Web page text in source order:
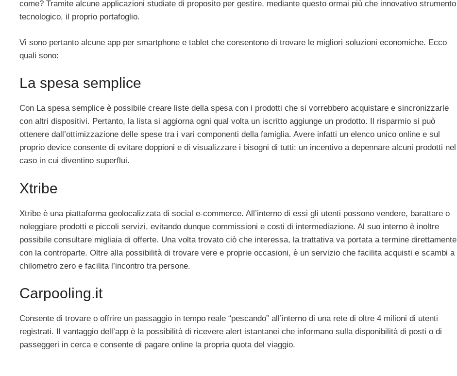
come? Tramite alcune applicazioni studiate di proposito per gestire, mediante questo ormai più che innovativo strumento
tecnologico, il proprio portafoglio.
Vi sono pertanto alcune app per smartphone e tablet che consentono di trovare le migliori soluzioni economiche. Ecco
quali sono:
La spesa semplice
Con La spesa semplice è possibile creare liste della spesa con i prodotti che si vorrebbero acquistare e sincronizzarle
con altri dispositivi. Pertanto, la lista si aggiorna ogni qual volta un iscritto aggiunge un prodotto. Il risparmio si può
ottenere dall’ottimizzazione delle spese tra i vari componenti della famiglia. Avere infatti un elenco unico online e sul
proprio device consente di evitare doppioni e di visualizzare i bisogni di tutti: un incentivo a depennare alcuni prodotti nel
caso in cui diventino superflui.
Xtribe
Xtribe è una piattaforma geolocalizzata di social e-commerce. All’interno di essi gli utenti possono vendere, barattare o
noleggiare prodotti e piccoli servizi, evitando dunque commissioni e costi di intermediazione. Al suo interno è inoltre
possibile consultare migliaia di offerte. Una volta trovato ciò che interessa, la trattativa va portata a termine direttamente
con la controparte. Oltre alla possibilità di trovare vere e proprie occasioni, è un servizio che facilita acquisti e scambi a
chilometro zero e facilita l’incontro tra persone.
Carpooling.it
Consente di trovare o offrire un passaggio in tempo reale “pescando” all’interno di una rete di oltre 4 milioni di utenti
registrati. Il vantaggio dell’app è la possibilità di ricevere alert istantanei che informano sulla disponibilità di posti o di
passeggeri in cerca e consente di pagare online la propria quota del viaggio.